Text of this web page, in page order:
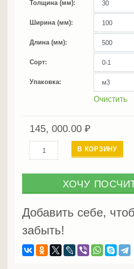
Толщина (мм)
Ширина (мм)
Длина (мм)
Сорт
Упаковка
Очистить
145, 000.00 ₽
Количество
Обрезная
термодуба 30мм
В КОРЗИНУ
ХОЧУ
Добавить себе,
забыть!